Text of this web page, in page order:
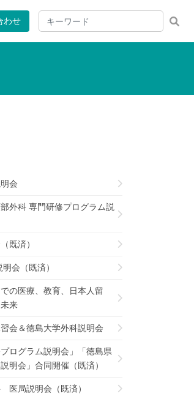
わせ
会
外科 専門研修プログラム説
既済）
会（既済）
の医療、教育、日本人留
来
会＆徳島大学外科説明会
プログラム説明会」「徳島県
明会」合同開催（既済）
医局説明会（既済）